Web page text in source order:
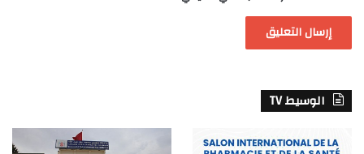
الوسيط TV